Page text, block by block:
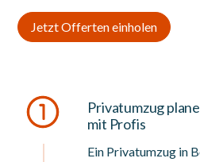
Jetzt Offerten einholen
Privatumzug
mit Profis
Ein Privatumzug in